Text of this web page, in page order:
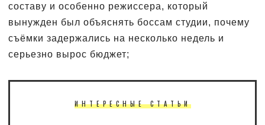
составу и особенно режиссера, который
вынужден был объяснять боссам студии, почему
съёмки задержались на несколько недель и
серьезно вырос бюджет;
ИНТЕРЕСНЫЕ СТАТЬИ